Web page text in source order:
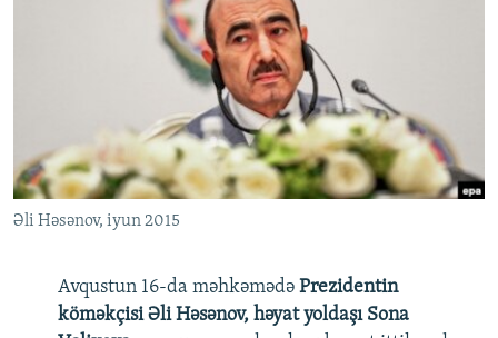
KARIKATURA
AZƏRBAYCAN ƏDƏBIYYATI KITABXANASI
İSLAM VƏ DEMOKRATIYA
İZ - MƏDƏNIYYƏT PROQRAMI
PEŞƏ ETIKASI VƏ JURNALISTIKA STANDARTLARIMIZ
MATERIALLARIMIZDAN ISTIFADƏ
AZADLIQRADIOSU MOBIL TELEFONUNUZDA
XƏBƏR BÜLLETENLƏRIMIZ
RFE/RL-in bütün saytları
Əli Həsənov, iyun 2015
Avqustun 16-da məhkəmədə Prezidentin
köməkçisi Əli Həsənov, həyat yoldaşı Sona